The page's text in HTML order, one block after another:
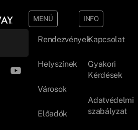
MENÜ
Rendezvények
Helyszínek
Városok
Előadók
INFO
Kapcsolat
Gyakori
Kérdések
Adatvédelmi
szabályzat